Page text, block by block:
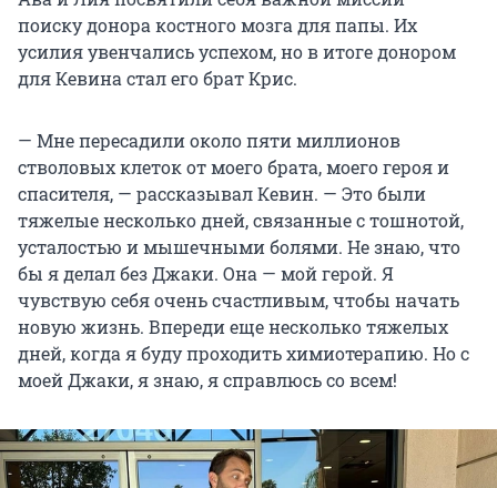
поиску донора костного мозга для папы. Их
усилия увенчались успехом, но в итоге донором
для Кевина стал его брат Крис.
— Мне пересадили около пяти миллионов
стволовых клеток от моего брата, моего героя и
спасителя, — рассказывал Кевин. — Это были
тяжелые несколько дней, связанные с тошнотой,
усталостью и мышечными болями. Не знаю, что
бы я делал без Джаки. Она — мой герой. Я
чувствую себя очень счастливым, чтобы начать
новую жизнь. Впереди еще несколько тяжелых
дней, когда я буду проходить химиотерапию. Но с
моей Джаки, я знаю, я справлюсь со всем!